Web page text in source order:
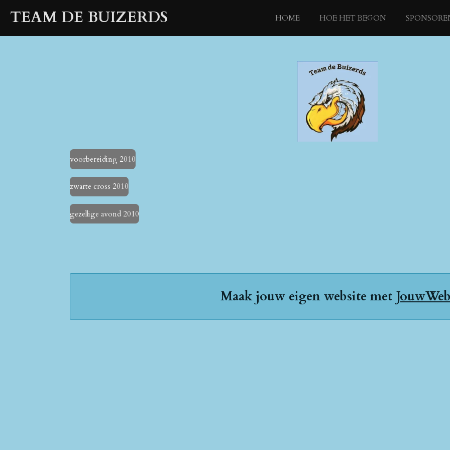
Ga
direct
TEAM DE BUIZERDS HOME HOE HET BEGON
voorbereiding 2010
zwarte cross 2010
gezellige avond 2010
Maak jouw eigen website met